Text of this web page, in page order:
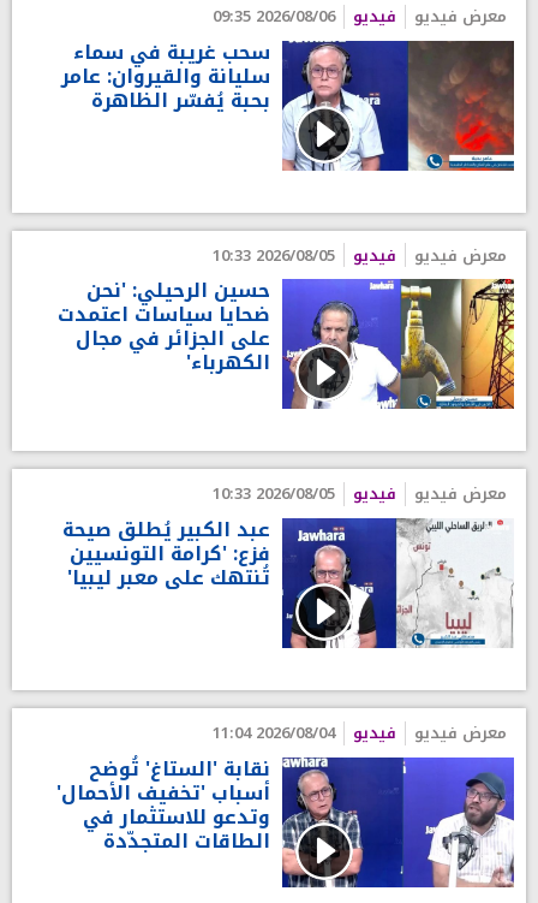
معرض فيديو فيديو 2026/08/06 09:35
سحب غريبة في سماء
سليانة والقيروان: عامر
بحبة يُفسّر الظاهرة
معرض فيديو فيديو 2026/08/05 10:33
حسين الرحيلي: 'نحن
ضحايا سياسات اعتمدت
على الجزائر في مجال
الكهرباء'
معرض فيديو فيديو 2026/08/05 10:33
عبد الكبير يُطلق صيحة
فزع: 'كرامة التونسيين
تُنتهك على معبر ليبيا'
معرض فيديو فيديو 2026/08/04 11:04
نقابة 'الستاغ' تُوضح
أسباب 'تخفيف الأحمال'
وتدعو للاستثمار في
الطاقات المتجدّدة